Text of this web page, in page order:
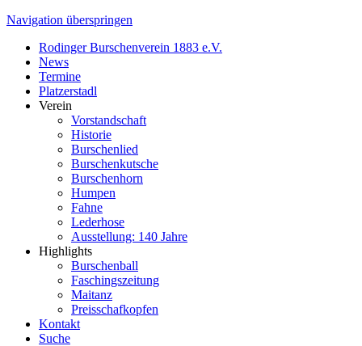
Navigation überspringen
Rodinger Burschenverein 1883 e.V.
News
Termine
Platzerstadl
Verein
Vorstandschaft
Historie
Burschenlied
Burschenkutsche
Burschenhorn
Humpen
Fahne
Lederhose
Ausstellung: 140 Jahre
Highlights
Burschenball
Faschingszeitung
Maitanz
Preisschafkopfen
Kontakt
Suche